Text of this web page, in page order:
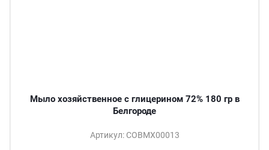
Мыло хозяйственное с глицерином 72% 180 гр в
Белгороде
Артикул: СОВМХ00013